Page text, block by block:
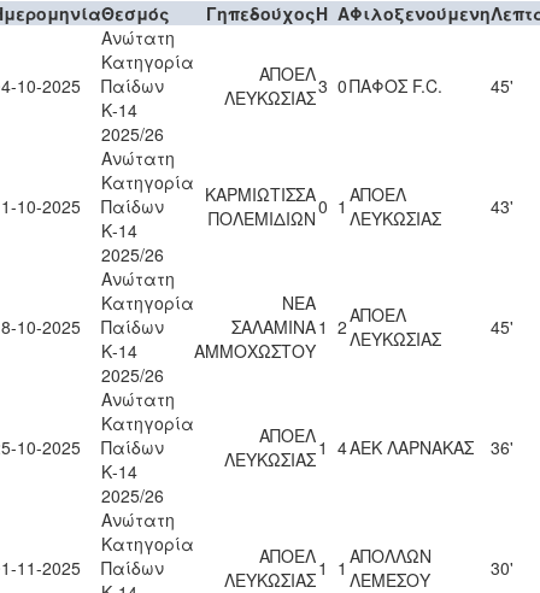
Θεσμός ΓηπεδούχοςH AΦιλοξενούμενη
10-2025
Ανώτατη
Κατηγορία
Παίδων
Κ-14
2025/26
ΑΠΟΕΛ
ΛΕΥΚΩΣΙΑΣ3 0ΠΑΦΟΣ F.C. 45'
10-2025
Ανώτατη
Κατηγορία
Παίδων
Κ-14
2025/26
ΚΑΡΜΙΩΤΙΣΣΑ
ΠΟΛΕΜΙΔΙΩΝ0 1 ΑΠΟΕΛ
ΛΕΥΚΩΣΙΑΣ
43'
10-2025
Ανώτατη
Κατηγορία
Παίδων
Κ-14
2025/26
ΝΕΑ
ΣΑΛΑΜΙΝΑ
ΑΜΜΟΧΩΣΤΟΥ
1 2ΑΠΟΕΛ
ΛΕΥΚΩΣΙΑΣ
45'
10-2025
Ανώτατη
Κατηγορία
Παίδων
Κ-14
2025/26
ΑΠΟΕΛ
ΛΕΥΚΩΣΙΑΣ1 4ΑΕΚ ΛΑΡΝΑΚΑΣ 36'
11-2025
Ανώτατη
Κατηγορία
Παίδων
ΑΠΟΕΛ
ΛΕΥΚΩΣΙΑΣ1 1 ΑΠΟΛΛΩΝ
ΛΕΜΕΣΟΥ
30'